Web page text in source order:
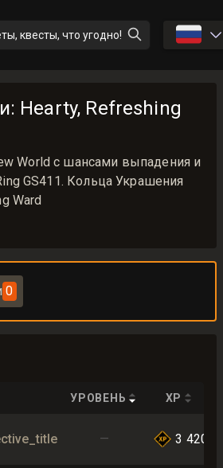
квесты, что угодно! 🇷🇺
Hearty, Refreshing
World с шансами выпадения и
GS411. Кольца Украшения
Ward
0
УРОВЕНЬ XP
— 3 420